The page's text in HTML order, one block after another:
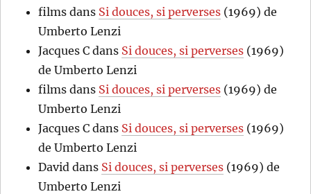
films dans Si douces, si perverses (1969) de
Umberto Lenzi
Jacques C dans Si douces, si perverses (1969)
de Umberto Lenzi
films dans Si douces, si perverses (1969) de
Umberto Lenzi
Jacques C dans Si douces, si perverses (1969)
de Umberto Lenzi
David dans Si douces, si perverses (1969) de
Umberto Lenzi